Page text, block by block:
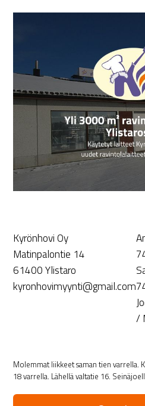
Kyrönhovi Oy
Matinpalontie 14
61400 Ylistaro
kyronhovimyynti@gmail.com
/
Molemmat liikkeet saman tien varrella.
18 varrella. Lähellä valtatie 16.